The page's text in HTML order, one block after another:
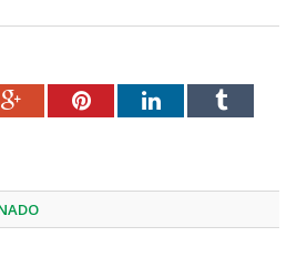
Google+PinterestLinkedInTumblr